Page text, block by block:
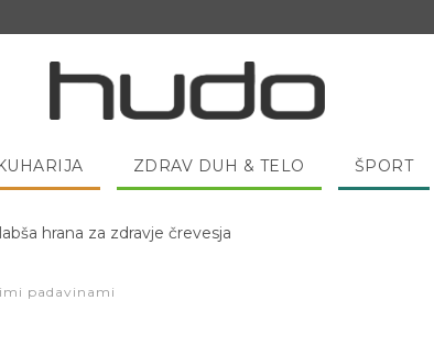
ZDRAV DUH & TELO ŠPORT
hrana za zdravje črevesja
padavinami